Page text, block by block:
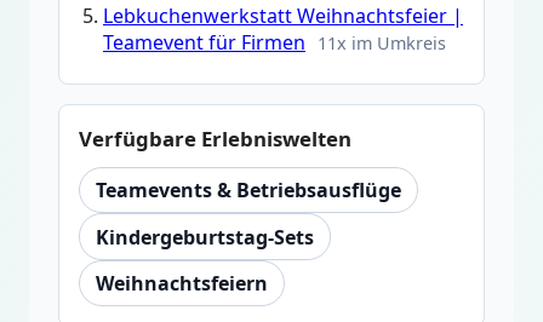
Lebkuchenwerkstatt Weihnachtsfeier |
Teamevent für Firmen
11x im Umkreis
Verfügbare Erlebniswelten
Teamevents & Betriebsausflüge
Kindergeburtstag-Sets
Weihnachtsfeiern